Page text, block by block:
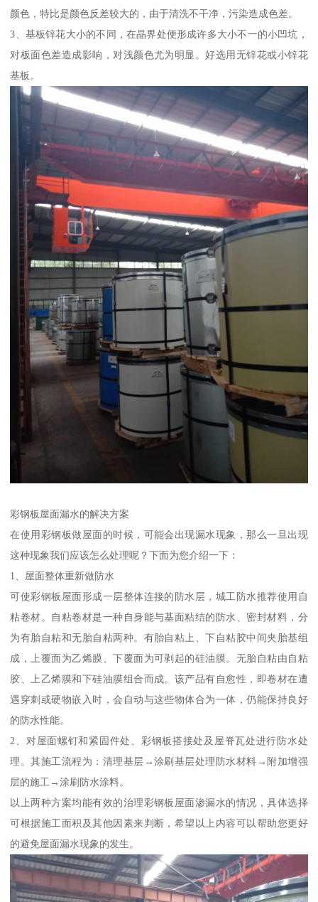
颜色，特比是颜色反差较大的，由于清洗不干净，污染造成色差。
3、基板锌花大小的不同，在晶界处便形成许多大小不一的小凹坑，
对板面色差造成影响，对浅颜色尤为明显。好选用无锌花或小锌花
基板。
彩钢板屋面漏水的解决方案
在使用彩钢板做屋面的时候，可能会出现漏水现象，那么一旦出现
这种现象我们应该怎么处理呢？下面为您介绍一下：
1、屋面整体重新做防水
可使彩钢板屋面形成一层整体连接的防水层，城工防水推荐使用自
粘卷材。自粘卷材是一种自身能与基面粘结的防水、密封材料，分
为有胎自粘和无胎自粘两种。有胎自粘上、下自粘胶中间夹胎基组
成，上覆面为乙烯膜、下覆面为可剥起的硅油膜。无胎自粘由自粘
胶、上乙烯膜和下硅油膜组合而成。该产品有自愈性，即卷材在遭
遇穿刺或硬物嵌入时，会自动与这些物体合为一体，仍能保持良好
的防水性能。
2、对屋面螺钉和紧固件处、彩钢板搭接处及屋脊瓦处进行防水处
理。其施工流程为：清理基层→涂刷基层处理防水材料→附加增强
层的施工→涂刷防水涂料。
以上两种方案均能有效的治理彩钢板屋面渗漏水的情况，具体选择
可根据施工面积及其他因素来判断，希望以上内容可以帮助您更好
的避免屋面漏水现象的发生。